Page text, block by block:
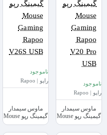
ناموجود
راپو | Rapoo
ماوس سیمدار
گیمینگ رپو Mouse
Gaming Rapoo
V20 Pro USB
ناموجود
راپو | Rapoo
ماوس سیمدار
گیمینگ رپو Mouse
Gaming Rapoo
V26S USB